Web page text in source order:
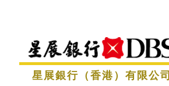
星展銀行（香港）有限公司